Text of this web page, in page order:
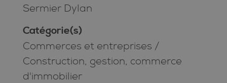
Sermier Dylan
Catégorie(s)
Commerces et entreprises /
Construction, gestion, commerce
d'immobilier